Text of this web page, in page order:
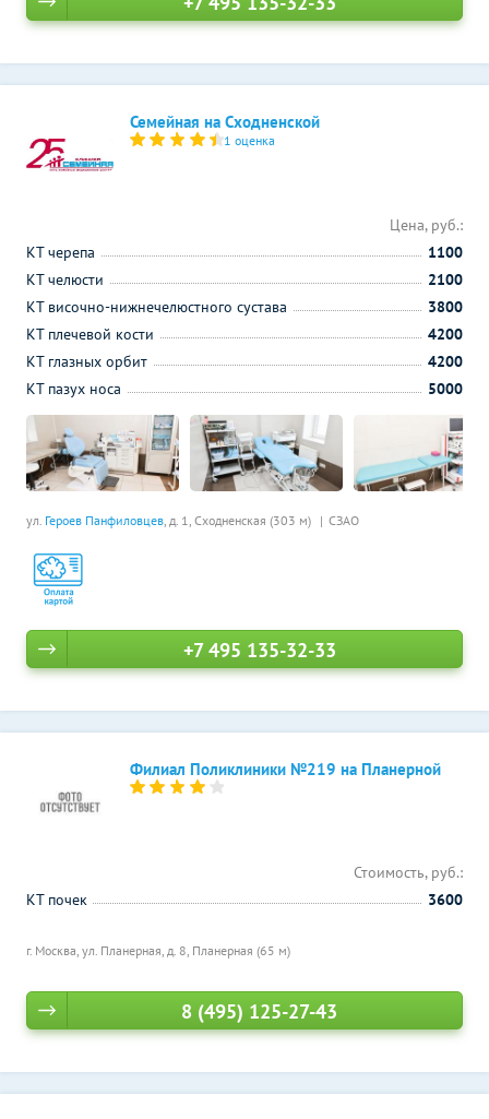
Семейная на Сходненской
1 оценка
ул. Героев Панфиловцев, д. 1, Сходненская (303 м) СЗАО
Цена, руб.:
КТ черепа
1100
КТ челюсти
2100
КТ височно-нижнечелюстного сустава
3800
КТ плечевой кости
4200
КТ глазных орбит
4200
КТ пазух носа
5000
+7 495 135-32-33
Филиал Поликлиники №219 на Планерной
г. Москва, ул. Планерная, д. 8, Планерная (65 м)
Стоимость, руб.:
КТ почек
3600
8 (495) 125-27-43